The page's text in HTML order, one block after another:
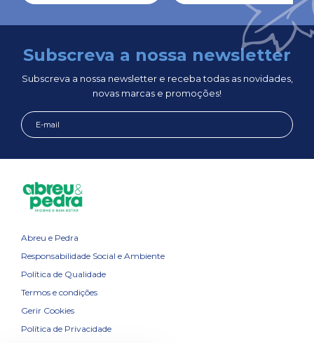
Subscreva a nossa newsletter
Subscreva a nossa newsletter e receba todas as novidades,
novas marcas e promoções!
Abreu e Pedra
Responsabilidade Social e Ambiente
Política de Qualidade
Termos e condições
Gerir Cookies
Política de Privacidade